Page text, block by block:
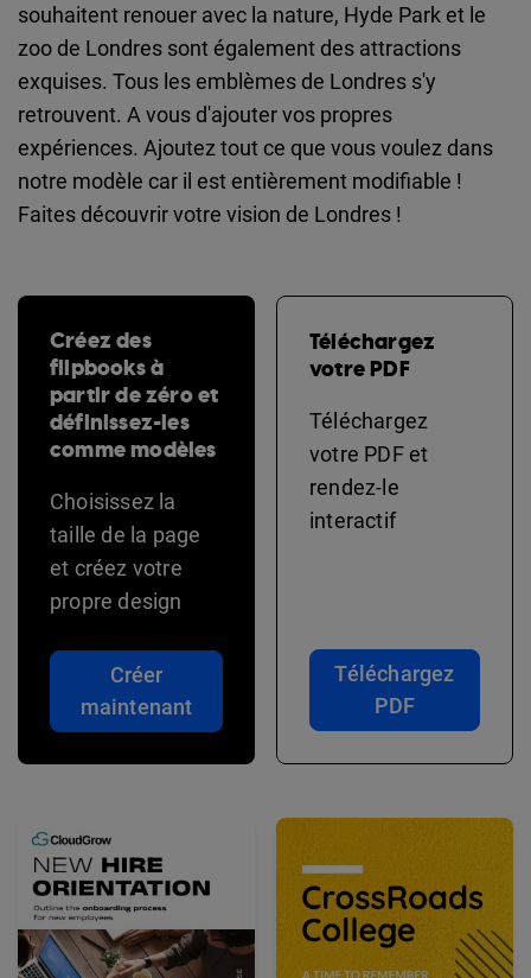
souhaitent renouer avec la nature, Hyde Park et le
zoo de Londres sont également des attractions
exquises. Tous les emblèmes de Londres s'y
retrouvent. A vous d'ajouter vos propres
expériences. Ajoutez tout ce que vous voulez dans
notre modèle car il est entièrement modifiable !
Faites découvrir votre vision de Londres !
Créez des
flipbooks à
partir de zéro et
définissez-les
comme modèles
Choisissez la
taille de la page
et créez votre
propre design
Créer
maintenant
Téléchargez
votre PDF
Téléchargez
votre PDF et
rendez-le
interactif
Téléchargez
PDF